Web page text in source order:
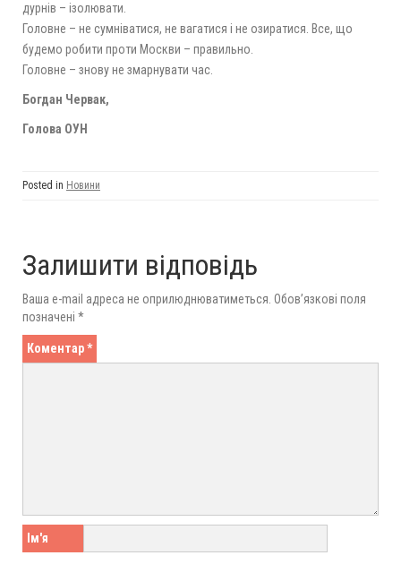
дурнів – ізолювати.
Головне – не сумніватися, не вагатися і не озиратися. Все, що
будемо робити проти Москви – правильно.
Головне – знову не змарнувати час.
Богдан Червак,
Голова ОУН
Posted in Новини
Залишити відповідь
Ваша e-mail адреса не оприлюднюватиметься. Обов’язкові поля
позначені *
Коментар*
Ім'я